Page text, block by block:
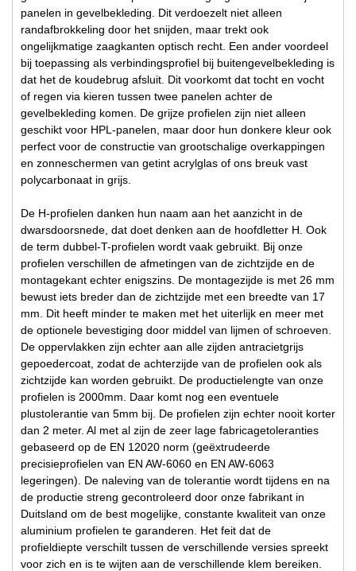
panelen in gevelbekleding. Dit verdoezelt niet alleen
randafbrokkeling door het snijden, maar trekt ook
ongelijkmatige zaagkanten optisch recht. Een ander voordeel
bij toepassing als verbindingsprofiel bij buitengevelbekleding is
dat het de koudebrug afsluit. Dit voorkomt dat tocht en vocht
of regen via kieren tussen twee panelen achter de
gevelbekleding komen. De grijze profielen zijn niet alleen
geschikt voor HPL-panelen, maar door hun donkere kleur ook
perfect voor de constructie van grootschalige overkappingen
en zonneschermen van getint acrylglas of ons breuk vast
polycarbonaat in grijs.
De H-profielen danken hun naam aan het aanzicht in de
dwarsdoorsnede, dat doet denken aan de hoofdletter H. Ook
de term dubbel-T-profielen wordt vaak gebruikt. Bij onze
profielen verschillen de afmetingen van de zichtzijde en de
montagekant echter enigszins. De montagezijde is met 26 mm
bewust iets breder dan de zichtzijde met een breedte van 17
mm. Dit heeft minder te maken met het uiterlijk en meer met
de optionele bevestiging door middel van lijmen of schroeven.
De oppervlakken zijn echter aan alle zijden antracietgrijs
gepoedercoat, zodat de achterzijde van de profielen ook als
zichtzijde kan worden gebruikt. De productielengte van onze
profielen is 2000mm. Daar komt nog een eventuele
plustolerantie van 5mm bij. De profielen zijn echter nooit korter
dan 2 meter. Al met al zijn de zeer lage fabricagetoleranties
gebaseerd op de EN 12020 norm (geëxtrudeerde
precisieprofielen van EN AW-6060 en EN AW-6063
legeringen). De naleving van de tolerantie wordt tijdens en na
de productie streng gecontroleerd door onze fabrikant in
Duitsland om de best mogelijke, constante kwaliteit van onze
aluminium profielen te garanderen. Het feit dat de
profieldiepte verschilt tussen de verschillende versies spreekt
voor zich en is te wijten aan de verschillende klem bereiken.